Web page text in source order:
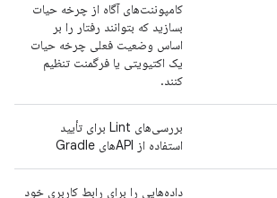
کامپوننت‌های آگاه از چرخه حیات
بسازید که بتوانند رفتار را بر
اساس وضعیت فعلی چرخه حیات
یک اکتیویتی یا فرگمنت تنظیم
کنند.
بررسی‌های Lint برای تأیید
استفاده از APIهای Gradle
داده‌هایی را برای رابط کاربری خود